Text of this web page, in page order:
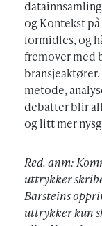
og Kontekst
formidles, og
fremover med
metode,
debatter blir
og litt mer
Red. anm:
uttrykker
Barsteins
uttrykker kun